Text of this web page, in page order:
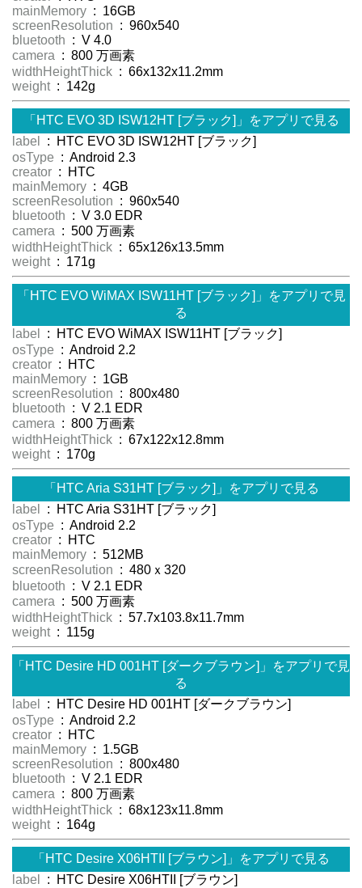
mainMemory : 16GB
screenResolution : 960x540
bluetooth : V 4.0
camera : 800 万画素
widthHeightThick : 66x132x11.2mm
weight : 142g
「HTC EVO 3D ISW12HT [ブラック]」をアプリで見る
label
: HTC EVO 3D ISW12HT [ブラック]
osType : Android 2.3
creator : HTC
mainMemory : 4GB
screenResolution : 960x540
bluetooth : V 3.0 EDR
camera : 500 万画素
widthHeightThick : 65x126x13.5mm
weight : 171g
「HTC EVO WiMAX ISW11HT [ブラック]」をアプリで見
る
label
: HTC EVO WiMAX ISW11HT [ブラック]
osType : Android 2.2
creator : HTC
mainMemory : 1GB
screenResolution : 800x480
bluetooth : V 2.1 EDR
camera : 800 万画素
widthHeightThick : 67x122x12.8mm
weight : 170g
「HTC Aria S31HT [ブラック]」をアプリで見る
label
: HTC Aria S31HT [ブラック]
osType : Android 2.2
creator : HTC
mainMemory : 512MB
screenResolution : 480ｘ320
bluetooth : V 2.1 EDR
camera : 500 万画素
widthHeightThick : 57.7x103.8x11.7mm
weight : 115g
「HTC Desire HD 001HT [ダークブラウン]」をアプリで見
る
label
: HTC Desire HD 001HT [ダークブラウン]
osType : Android 2.2
creator : HTC
mainMemory : 1.5GB
screenResolution : 800x480
bluetooth : V 2.1 EDR
camera : 800 万画素
widthHeightThick : 68x123x11.8mm
weight : 164g
「HTC Desire X06HTII [ブラウン]」をアプリで見る
label
: HTC Desire X06HTII [ブラウン]